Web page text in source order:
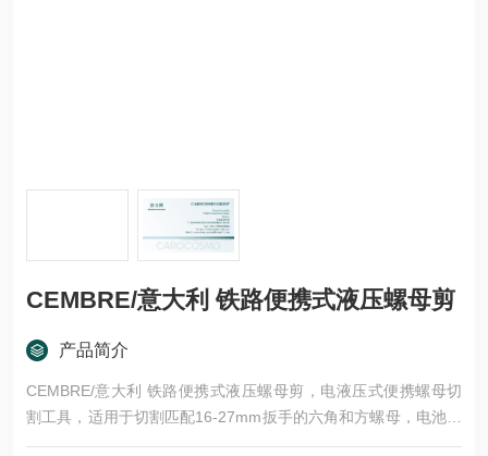
CEMBRE/意大利 铁路便携式液压螺母剪
产品简介
CEMBRE/意大利 铁路便携式液压螺母剪，电液压式便携螺母切
割工具，适用于切割匹配16-27mm扳手的六角和方螺母，电池供
电的液压工具，适用于切割16毫米至27毫米的六角螺母。